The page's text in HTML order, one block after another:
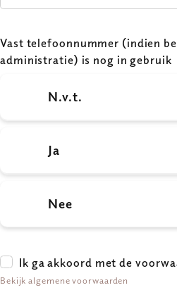
Vast telefoonnummer (indien
administratie) is nog in gebruik
N.v.t.
Ja
Nee
Ik ga akkoord met de
Bekijk algemene voorwaarden